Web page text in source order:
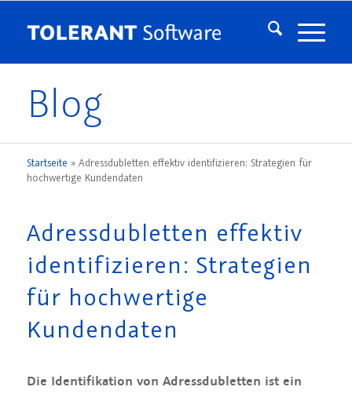
Blog
Startseite » Adressdubletten effektiv identifizieren: Strategien für
hochwertige Kundendaten
Adressdubletten effektiv
identifizieren: Strategien
für hochwertige
Kundendaten
Die Identifikation von Adressdubletten ist ein